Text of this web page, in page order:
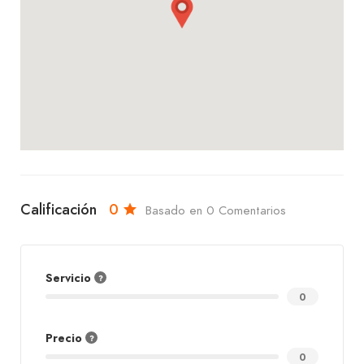
Calificación 0 Basado en 0 Comentarios
Servicio
0
Precio
0